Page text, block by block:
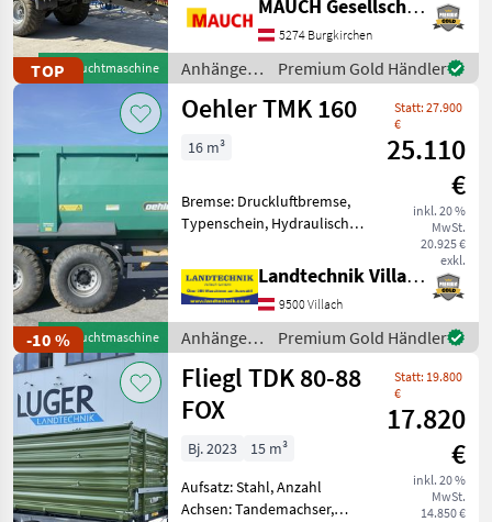
Tieflader
312
Abschiebewagen
213
anzeigen
MARKEN
Fliegl
Brantner
Pronar
Humbaur
Pongratz
Böckmann
Möslein
Pühringer
TOPGebrauchtmaschine
hydr.
Bordwandverriegelung,
Automatische Rückwand,
Hydraulischer Stützfuß Hier
wird ein sehr schöner
Metal-Fa
MAUCH Gesellschaft m.b.H. & Co.KG
5274 Burgkirchen
Anhänger /
Metal-Fach
Premium Gold Händler
-10 %Gebrauchtmaschine
Oehler TMK 160
Statt: 27.900
€
25.110
€
inkl. 20 %
MwSt.
20.925 €
exkl.
16 m³
Bremse: Druckluftbremse,
Typenschein, Hydraulischer
Tandemmuldenkipper mit
zulässigen Gesamtgewicht
von 16t, 40Km/h
Typisierung, 2-Kreis Druc
Landtechnik Villach GmbH
9500 Villach
Anhänger /
Oehler
Premium Gold Händler
Fliegl TDK 80-88
FOX
Statt: 19.800
€
17.820
€
inkl. 20 %
MwSt.
14.850 €
Bj. 2023
15 m³
Aufsatz: Stahl, Anzahl
Achsen: Tandemachser,